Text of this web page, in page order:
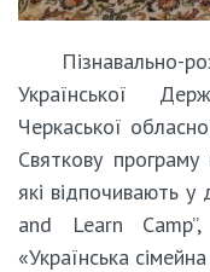
Української
Черкаської
Святкову
які відпочивають у
and Learn
«Українська